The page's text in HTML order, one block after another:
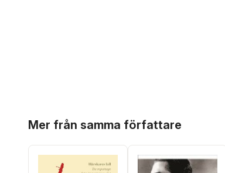
Mer från samma författare